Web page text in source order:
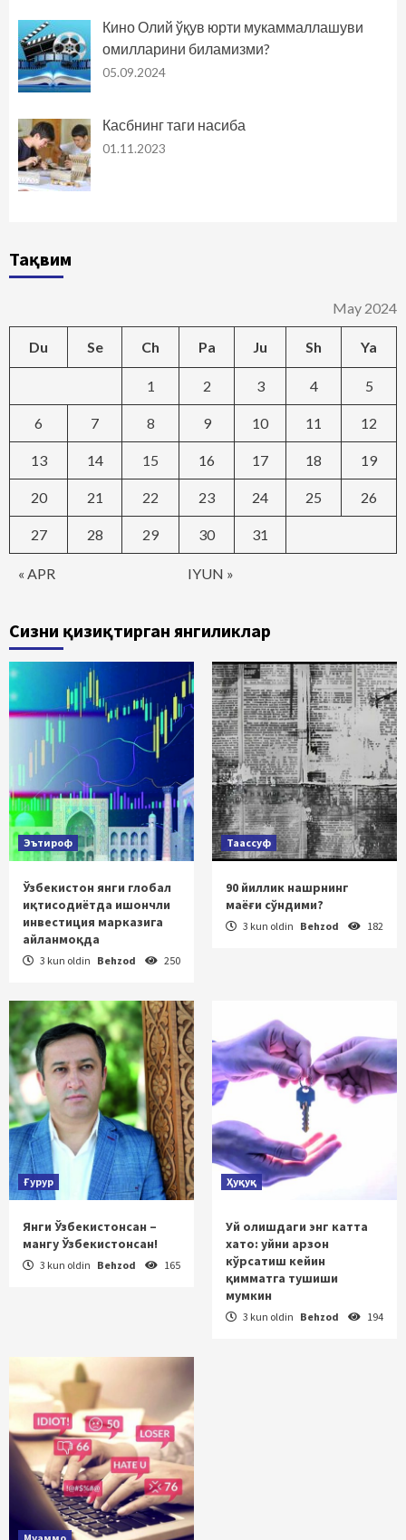
Кино Олий ўқув юрти мукаммаллашуви
омилларини биламизми?
05.09.2024
Касбнинг таги насиба
01.11.2023
Тақвим
May 2024
Du Se Ch Pa Ju Sh Ya
« APR IYUN »
1 2 3 4 5
6 7 8 9 10 11 12
13 14 15 16 17 18 19
20 21 22 23 24 25 26
27 28 29 30 31
Сизни қизиқтирган янгиликлар
Эътироф
Ўзбекистон янги глобал
иқтисодиётда ишончли
инвестиция марказига
айланмоқда
3 kun oldin Behzod 250
Таассуф
90 йиллик нашрнинг
маёғи сўндими?
3 kun oldin Behzod 182
Ғурур
Янги Ўзбекистонсан –
мангу Ўзбекистонсан!
3 kun oldin Behzod 165
Ҳуқуқ
Уй олишдаги энг катта
хато: уйни арзон
кўрсатиш кейин
қимматга тушиши
мумкин
3 kun oldin Behzod 194